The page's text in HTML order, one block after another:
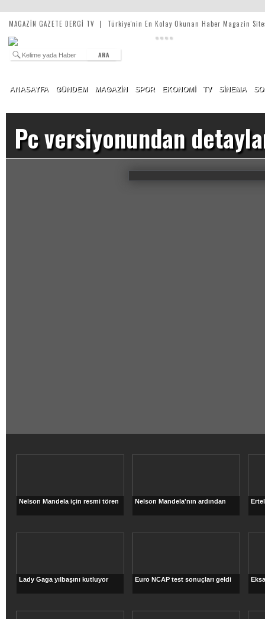
MAGAZİN GAZETE DERGİ TV | Türkiye'nin En Kolay Okunan Haber Magazin
ARA
ANASAYFA GÜNDEM MAGAZİN SPOR EKONOMİ TV SİNEMA
Pc versiyonundan
Nelson Mandela için resmi tören Nelson Mandela'nın ardından
Lady Gaga yılbaşını kutluyor Euro NCAP test sonuçları geldi